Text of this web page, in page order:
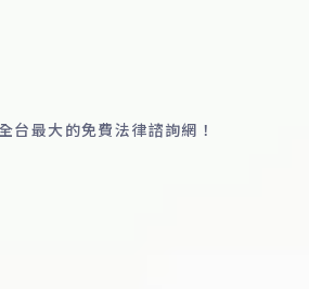
台最大的免費法律諮詢網！